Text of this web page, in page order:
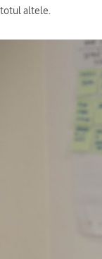
totul altele.